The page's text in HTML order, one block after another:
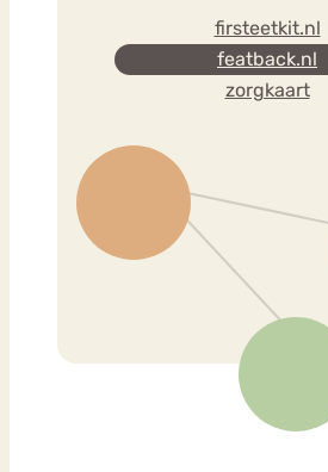
firsteetkit.nl
featback.nl
zorgkaart